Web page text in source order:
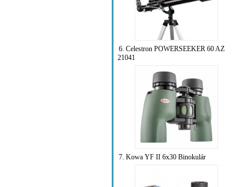
6. Celestron POWERSEEKER 60 AZ
21041
7. Kowa YF II 6x30 Binokulár